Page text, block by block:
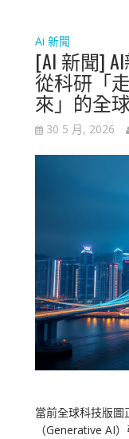
Ai 新聞
[AI 新聞]
從科研「
來」的全
30 5 月, 2026
當前全球科技版
（Generative AI